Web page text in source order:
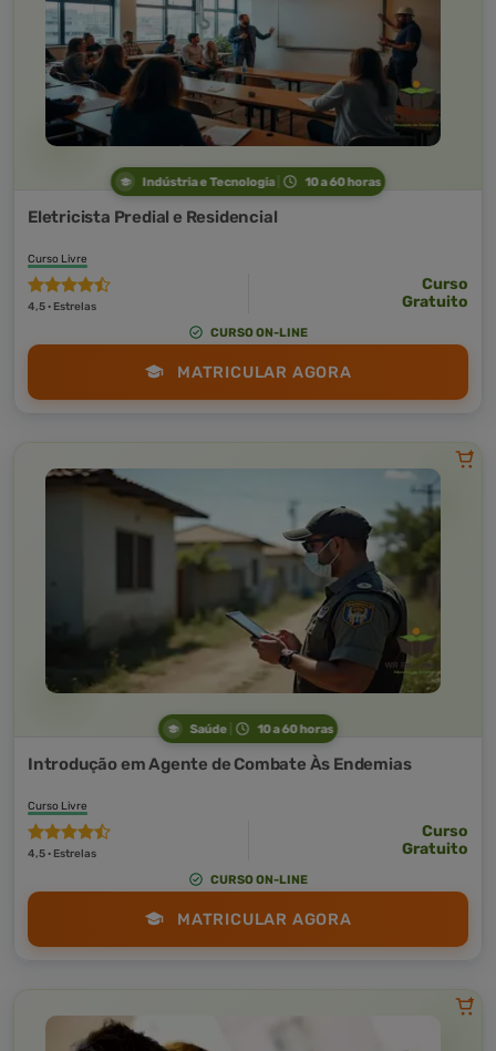
Indústria e Tecnologia 10 a 60 horas
Eletricista Predial e Residencial
Curso Livre
4,5 · Estrelas
Curso
Gratuito
CURSO ON-LINE
MATRICULAR AGORA
Saúde 10 a 60 horas
Introdução em Agente de Combate Às Endemias
Curso Livre
4,5 · Estrelas
Curso
Gratuito
CURSO ON-LINE
MATRICULAR AGORA